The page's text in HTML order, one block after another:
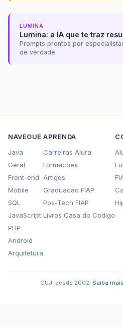
LUMINA
Lumina: a IA que te traz
Prompts prontos por
de verdade.
NAVEGUE
Java
Geral
Front-end
Mobile
SQL
JavaScript
PHP
Android
Arquitetura
APRENDA
Carreiras Alura
Formacoes
Artigos
Graduacao FIAP
Pos-Tech FIAP
Livros Casa do Codigo
GUJ: desde 2002. Saiba mais